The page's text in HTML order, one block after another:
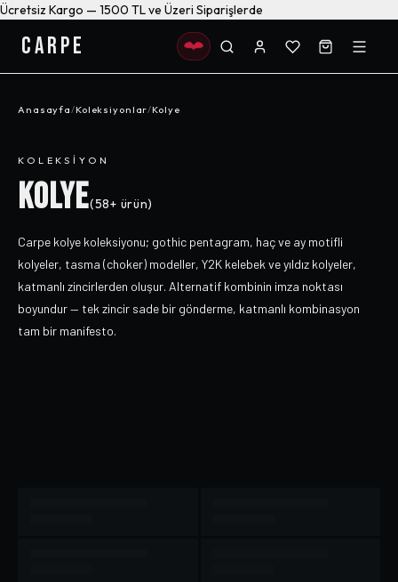
Ücretsiz Kargo — 1500 TL ve Üzeri Siparişlerde
CARPE
Anasayfa/Koleksiyonlar/Kolye
KOLEKSIYON
KOLYE(58+ ürün)
Carpe kolye koleksiyonu; gothic pentagram, haç ve ay motifli
kolyeler, tasma (choker) modeller, Y2K kelebek ve yıldız kolyeler,
katmanlı zincirlerden oluşur. Alternatif kombinin imza noktası
boyundur — tek zincir sade bir gönderme, katmanlı kombinasyon
tam bir manifesto.